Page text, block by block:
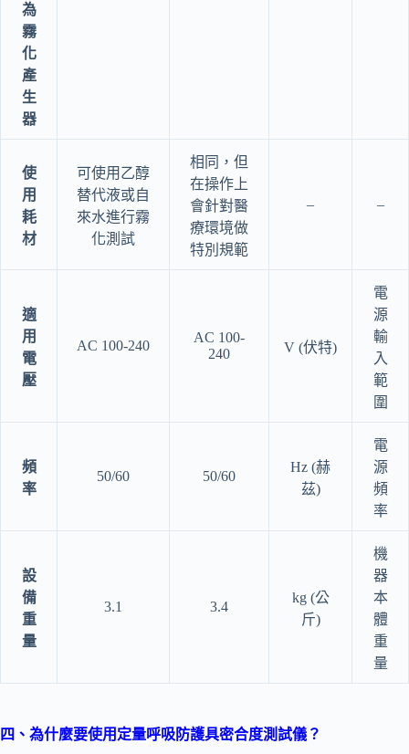
為
霧
化
產
生
器
使
用
耗
材
可使用乙醇
替代液或自
來水進行霧
化測試
相同，但
在操作上
會針對醫
療環境做
特別規範
– –
適
用
電
壓
AC 100-240
AC 100-
240
V (伏特)
電
源
輸
入
範
圍
頻
率
50/60 50/60
Hz (赫
茲)
電
源
頻
率
設
備
重
量
3.1 3.4
kg (公
斤)
機
器
本
體
重
量
四 、為什麼要使用定量呼吸防護具密合度測試儀？